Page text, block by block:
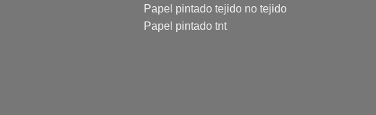
Papel pintado tejido no tejido
Papel pintado tnt